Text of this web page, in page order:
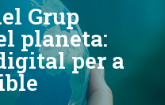
Grup
planeta:
per a